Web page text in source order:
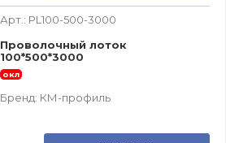
Арт.: PL100-500-3000
Проволочный лоток
100*500*3000
окл
Бренд: КМ-профиль